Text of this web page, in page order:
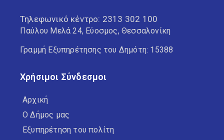
Τηλεφωνικό κέντρο: 2313 302 100
Παύλου Μελά 24, Εύοσμος, Θεσσαλονίκη
Γραμμή Εξυπηρέτησης του Δημότη: 15388
Χρήσιμοι Σύνδεσμοι
Αρχική
Ο Δήμος μας
Εξυπηρέτηση του πολίτη